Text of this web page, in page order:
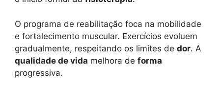
O programa de reabilitação foca na mobilidade
e fortalecimento muscular. Exercícios evoluem
gradualmente, respeitando os limites de dor. A
qualidade de vida melhora de forma
progressiva.